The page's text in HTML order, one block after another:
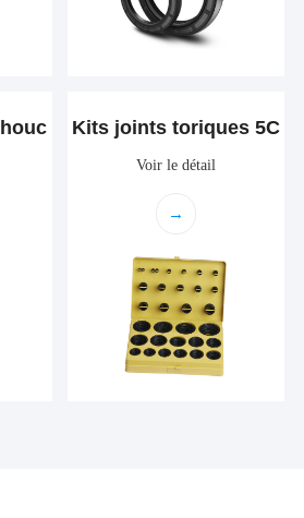
Kits joints toriques 5C
Voir le détail
→